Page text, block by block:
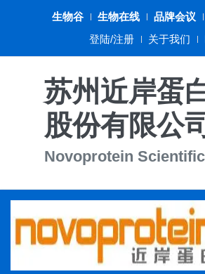
生物谷 生物在线 品牌会议
登陆/注册
关于我们
苏州近岸蛋
股份有限公
Novoprotein